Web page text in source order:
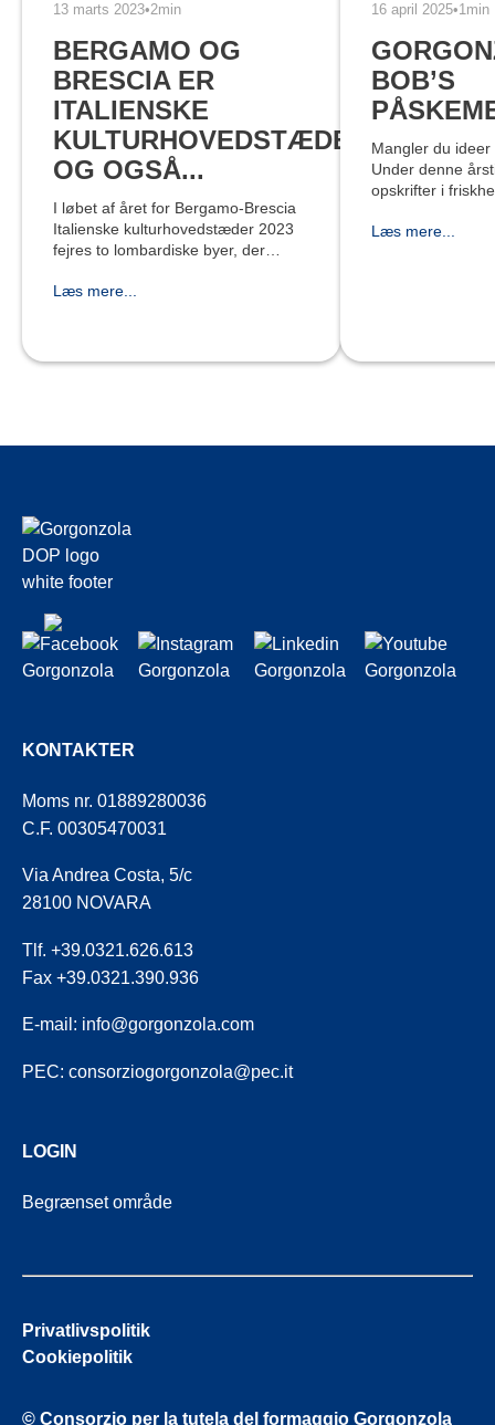
13 marts 2023•2min
BERGAMO OG
BRESCIA ER
ITALIENSKE
KULTURHOVEDSTÆDER…
OG OGSÅ...
I løbet af året for Bergamo-Brescia
Italienske kulturhovedstæder 2023
fejres to lombardiske byer, der
monumentrig kulturarv, der vidner
Læs mere...
16 april 2025•1min
BOB’S
Mangler du
Under denne
opskrifter i
venner
Læs mere...
KONTAKTER
Moms nr. 01889280036
C.F. 00305470031
Via Andrea Costa, 5/c
28100 NOVARA
Tlf. +39.0321.626.613
Fax +39.0321.390.936
E-mail: info@gorgonzola.com
PEC: consorziogorgonzola@pec.it
LOGIN
Begrænset område
Privatlivspolitik
Cookiepolitik
© Consorzio per la tutela del formaggio Gorgonzola